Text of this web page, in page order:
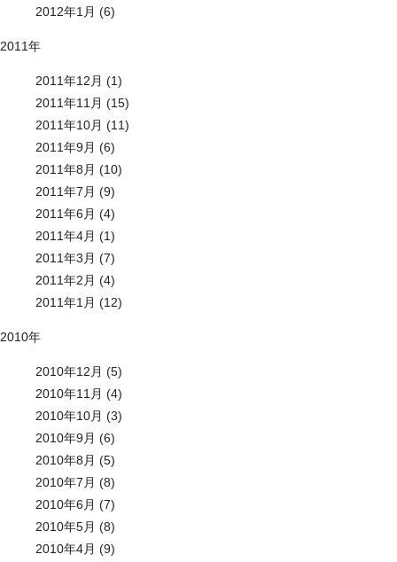
2012年1月 (6)
2011年
2011年12月 (1)
2011年11月 (15)
2011年10月 (11)
2011年9月 (6)
2011年8月 (10)
2011年7月 (9)
2011年6月 (4)
2011年4月 (1)
2011年3月 (7)
2011年2月 (4)
2011年1月 (12)
2010年
2010年12月 (5)
2010年11月 (4)
2010年10月 (3)
2010年9月 (6)
2010年8月 (5)
2010年7月 (8)
2010年6月 (7)
2010年5月 (8)
2010年4月 (9)